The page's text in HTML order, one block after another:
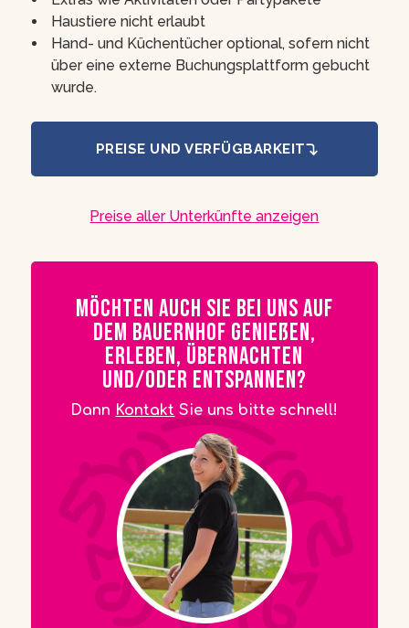
Haustiere nicht erlaubt
Hand- und Küchentücher optional, sofern nicht
über eine externe Buchungsplattform gebucht
wurde.
PREISE UND VERFÜGBARKEIT
Preise aller Unterkünfte anzeigen
Möchten auch Sie bei uns auf
dem Bauernhof genießen,
erleben, übernachten
und/oder entspannen?
Dann Kontakt Sie uns bitte schnell!